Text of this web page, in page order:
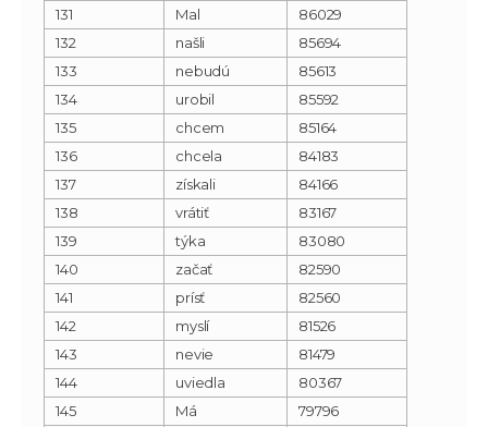
131
Mal
86029
132
našli
85694
133
nebudú
85613
134
urobil
85592
135
chcem
85164
136
chcela
84183
137
získali
84166
138
vrátiť
83167
139
týka
83080
140
začať
82590
141
prísť
82560
142
myslí
81526
143
nevie
81479
144
uviedla
80367
145
Má
79796